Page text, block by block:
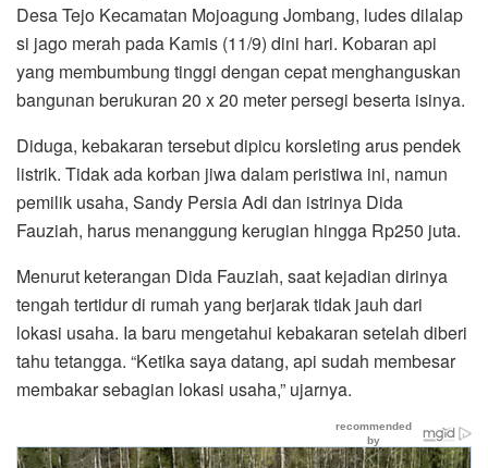
Desa Tejo Kecamatan Mojoagung Jombang, ludes dilalap
si jago merah pada Kamis (11/9) dini hari. Kobaran api
yang membumbung tinggi dengan cepat menghanguskan
bangunan berukuran 20 x 20 meter persegi beserta isinya.
Diduga, kebakaran tersebut dipicu korsleting arus pendek
listrik. Tidak ada korban jiwa dalam peristiwa ini, namun
pemilik usaha, Sandy Persia Adi dan istrinya Dida
Fauziah, harus menanggung kerugian hingga Rp250 juta.
Menurut keterangan Dida Fauziah, saat kejadian dirinya
tengah tertidur di rumah yang berjarak tidak jauh dari
lokasi usaha. Ia baru mengetahui kebakaran setelah diberi
tahu tetangga. “Ketika saya datang, api sudah membesar
membakar sebagian lokasi usaha,” ujarnya.